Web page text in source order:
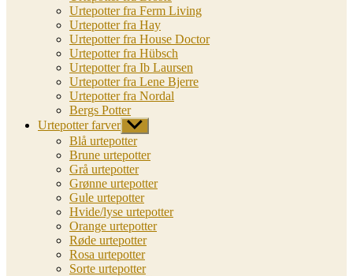
Urtepotter fra Ferm Living
Urtepotter fra Hay
Urtepotter fra House Doctor
Urtepotter fra Hübsch
Urtepotter fra Ib Laursen
Urtepotter fra Lene Bjerre
Urtepotter fra Nordal
Bergs Potter
Urtepotter farver Vis
undermenu
Blå urtepotter
Brune urtepotter
Grå urtepotter
Grønne urtepotter
Gule urtepotter
Hvide/lyse urtepotter
Orange urtepotter
Røde urtepotter
Rosa urtepotter
Sorte urtepotter